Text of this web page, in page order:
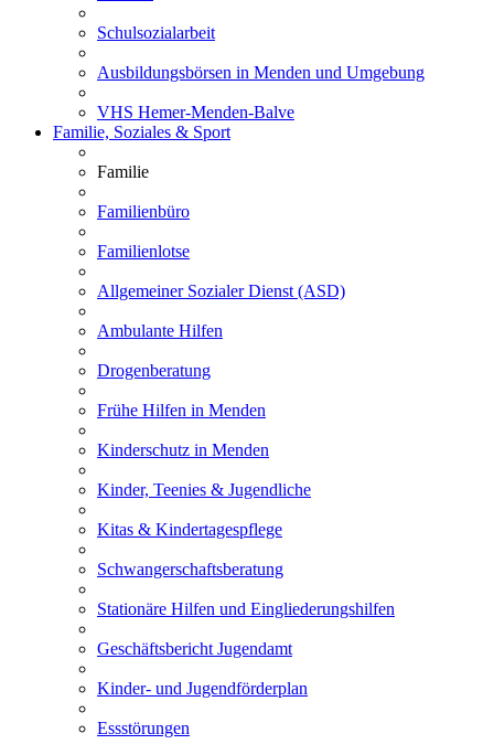
Schulsozialarbeit
Ausbildungsbörsen in Menden und Umgebung
VHS Hemer-Menden-Balve
Familie, Soziales & Sport
Familie
Familienbüro
Familienlotse
Allgemeiner Sozialer Dienst (ASD)
Ambulante Hilfen
Drogenberatung
Frühe Hilfen in Menden
Kinderschutz in Menden
Kinder, Teenies & Jugendliche
Kitas & Kindertagespflege
Schwangerschaftsberatung
Stationäre Hilfen und Eingliederungshilfen
Geschäftsbericht Jugendamt
Kinder- und Jugendförderplan
Essstörungen